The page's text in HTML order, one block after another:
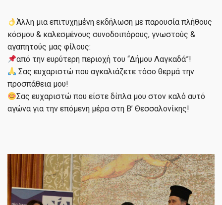
Άλλη μια επιτυχημένη εκδήλωση με παρουσία πλήθους
κόσμου & καλεσμένους συνοδοιπόρους, γνωστούς &
αγαπητούς μας φίλους:
από την ευρύτερη περιοχή του “Δήμου Λαγκαδά”!
Σας ευχαριστώ που αγκαλιάζετε τόσο θερμά την
προσπάθεια μου!
Σας ευχαριστώ που είστε δίπλα μου στον καλό αυτό
αγώνα για την επόμενη μέρα στη Β’ Θεσσαλονίκης!